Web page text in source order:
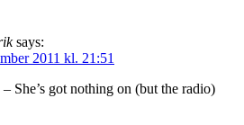
says:
2011 kl. 21:51
She’s got nothing on (but the radio)